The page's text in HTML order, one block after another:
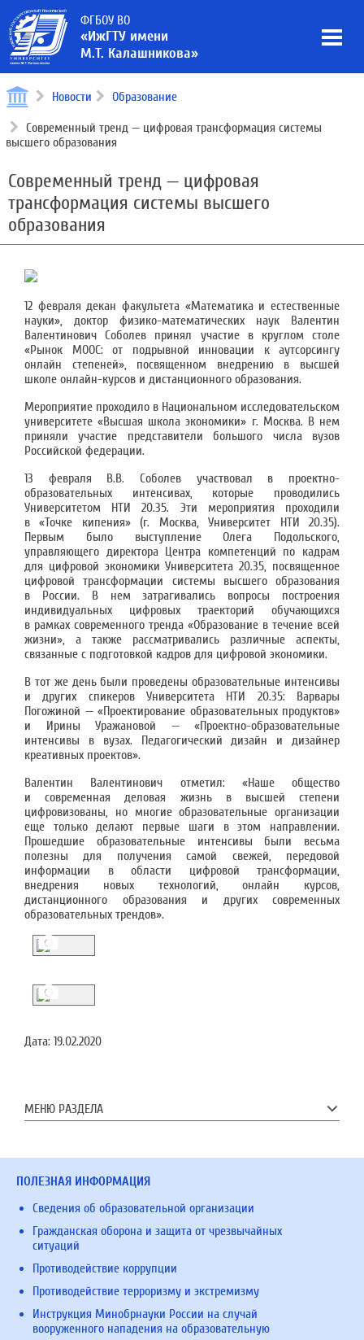
ФГБОУ ВО
«ИжГТУ имени
М.Т. Калашникова»
Новости Образование
Современный тренд — цифровая трансформация системы
высшего образования
Современный тренд — цифровая
трансформация системы высшего
образования
12 февраля декан факультета «Математика и естественные
науки», доктор физико-математических наук Валентин
Валентинович Соболев принял участие в круглом столе
«Рынок MOOC: от подрывной инновации к аутсорсингу
онлайн степеней», посвященном внедрению в высшей
школе онлайн-курсов и дистанционного образования.
Мероприятие проходило в Национальном исследовательском
университете «Высшая школа экономики» г. Москва. В нем
приняли участие представители большого числа вузов
Российской федерации.
13 февраля В.В. Соболев участвовал в проектно-
образовательных интенсивах, которые проводились
Университетом НТИ 20.35. Эти мероприятия проходили
в «Точке кипения» (г. Москва, Университет НТИ 20.35).
Первым было выступление Олега Подольского,
управляющего директора Центра компетенций по кадрам
для цифровой экономики Университета 20.35, посвященное
цифровой трансформации системы высшего образования
в России. В нем затрагивались вопросы построения
индивидуальных цифровых траекторий обучающихся
в рамках современного тренда «Образование в течение всей
жизни», а также рассматривались различные аспекты,
связанные с подготовкой кадров для цифровой экономики.
В тот же день были проведены образовательные интенсивы
и других спикеров Университета НТИ 20.35: Варвары
Погожиной — «Проектирование образовательных продуктов»
и Ирины Уражановой — «Проектно-образовательные
интенсивы в вузах. Педагогический дизайн и дизайнер
креативных проектов».
Валентин Валентинович отметил: «Наше общество
и современная деловая жизнь в высшей степени
цифровизованы, но многие образовательные организации
еще только делают первые шаги в этом направлении.
Прошедшие образовательные интенсивы были весьма
полезны для получения самой свежей, передовой
информации в области цифровой трансформации,
внедрения новых технологий, онлайн курсов,
дистанционного образования и других современных
образовательных трендов».
Дата: 19.02.2020
МЕНЮ РАЗДЕЛА
ПОЛЕЗНАЯ ИНФОРМАЦИЯ
Сведения об образовательной организации
Гражданская оборона и защита от чрезвычайных
ситуаций
Противодействие коррупции
Противодействие терроризму и экстремизму
Инструкция Минобрнауки России на случай
вооруженного нападения на образовательную